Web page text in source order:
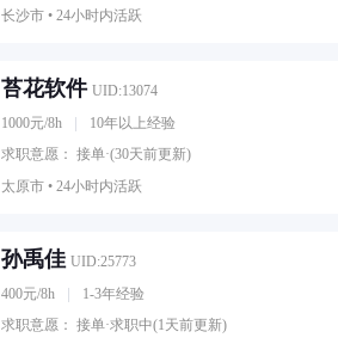
长沙市 • 24小时内活跃
苔花软件 UID:13074
1000元/8h
10年以上经验
求职意愿： 接单·(30天前更新)
太原市 • 24小时内活跃
孙禹佳 UID:25773
400元/8h
1-3年经验
求职意愿： 接单·求职中(1天前更新)